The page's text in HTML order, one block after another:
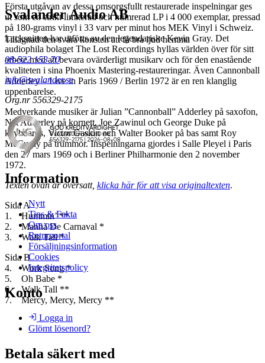
Första utgåvan av dessa omsorgsfullt restaurerade inspelningar ges
ut som en strikt limiterad och numrerad LP i 4 000 exemplar, pressad
på 180-grams vinyl i 33 varv per minut hos MEK Vinyl i Schweiz.
Lacksnitten har utförts av den legendariske Kevin Gray. Det
audiophila bolaget The Lost Recordings hyllas världen över för sitt
arbete med att bevara ovärderligt musikarv och för den enastående
kvaliteten i sina Phoenix Mastering-restaureringar. Även Cannonball
Adderley – Live in Paris 1969 / Berlin 1972 är en ren klanglig
uppenbarelse.
Medverkande musiker är Julian ”Cannonball” Adderley på saxofon,
Nat Adderley på kornett, Joe Zawinul och George Duke på
keyboards, Victor Gaskin och Walter Booker på bas samt Roy
McCurdy på trummor. Inspelningarna gjordes i Salle Pleyel i Paris
den 27 mars 1969 och i Berliner Philharmonie den 2 november
1972.
Texten ovan är översatt, klicka här för att visa originaltexten.
Sida A
1. Hummin’ **
2. Manhã De Carnaval *
3. Walk Tall *
Sida B
4. Work Song *
5. Oh Babe *
6. Walk Tall **
7. Mercy, Mercy, Mercy **
Svalander Audio AB
Tillägnad den svåra konsten att få bra ljud hemma
08-522 153 70
info@svalander.se
Org.nr 556329-2175
Information
Nytt
Tips & Fakta
Om oss
Returportal
Försäljningsinformation
Cookies
Integritetspolicy
Konto
Logga in
Glömt lösenord?
Betala säkert med